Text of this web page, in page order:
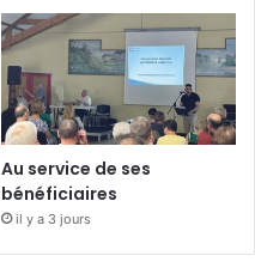
Au service de ses
bénéficiaires
il y a 3 jours